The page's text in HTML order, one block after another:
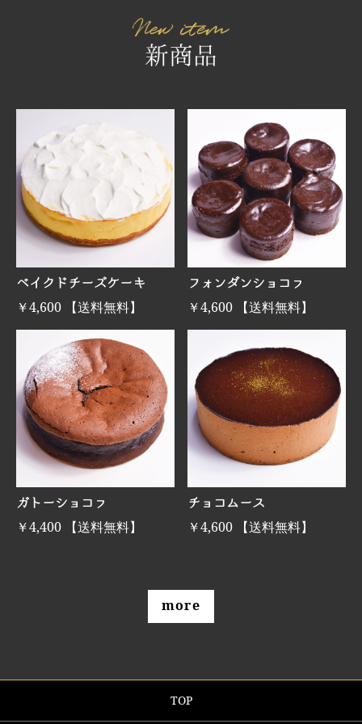
新商品
ベイクドチーズケーキ
￥4,600 【送料無料】
フォンダンショコラ
￥4,600 【送料無料】
ガトーショコラ
￥4,400 【送料無料】
チョコムース
￥4,600 【送料無料】
more
TOP